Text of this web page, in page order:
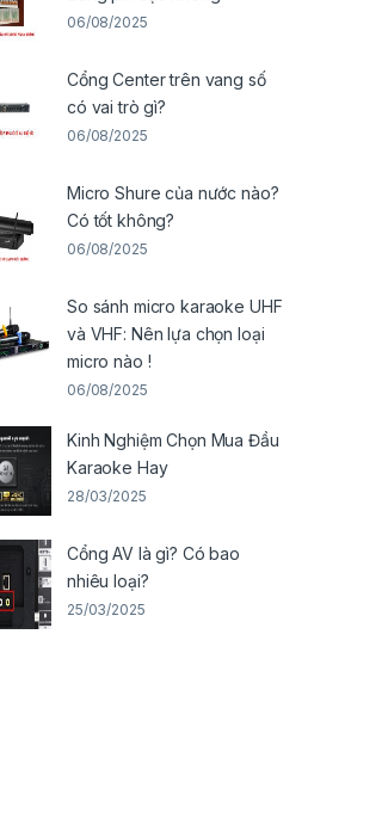
06/08/2025
Cổng Center trên vang số
có vai trò gì?
06/08/2025
Micro Shure của nước nào?
Có tốt không?
06/08/2025
So sánh micro karaoke UHF
và VHF: Nên lựa chọn loại
micro nào !
06/08/2025
Kinh Nghiệm Chọn Mua Đầu
Karaoke Hay
28/03/2025
Cổng AV là gì? Có bao
nhiêu loại?
25/03/2025